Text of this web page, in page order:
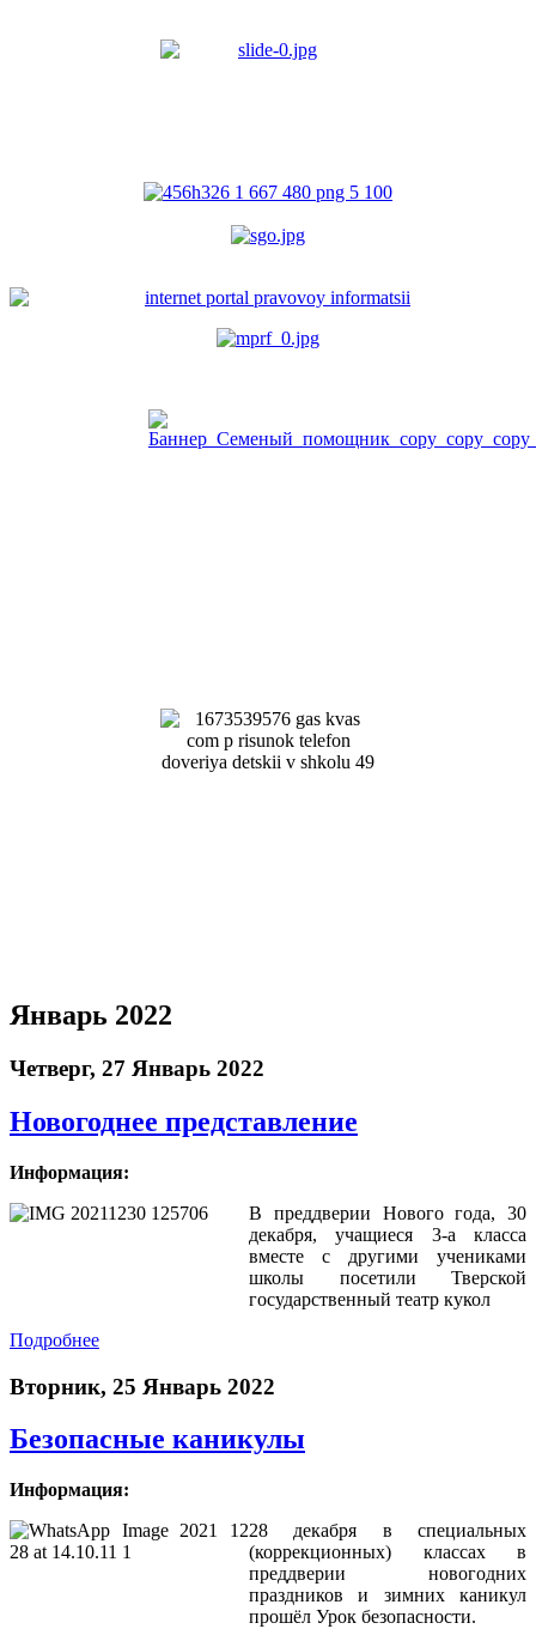
Январь 2022
Четверг, 27 Январь 2022
Новогоднее представление
Информация:
В преддверии Нового года, 30
декабря, учащиеся 3-а класса
вместе с другими учениками
школы посетили Тверской
государственный театр кукол
Подробнее
Вторник, 25 Январь 2022
Безопасные каникулы
Информация:
28 декабря в специальных
(коррекционных) классах в
преддверии новогодних
праздников и зимних каникул
прошёл Урок безопасности.